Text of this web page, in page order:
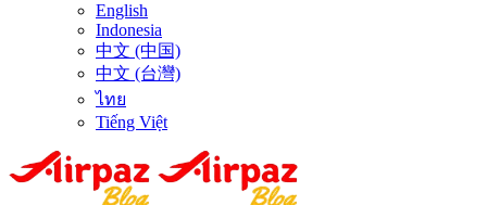
English
Indonesia
中文 (中国)
中文 (台灣)
ไทย
Tiếng Việt